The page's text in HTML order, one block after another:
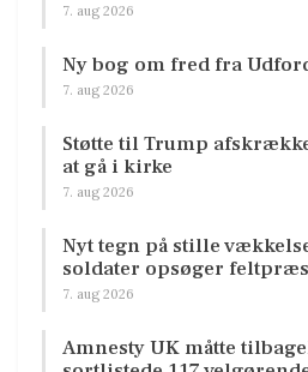
7. aug 2026
Ny bog om fred fra
7. aug 2026
Støtte til Trump
at gå i kirke
7. aug 2026
Nyt tegn på stille
soldater opsøger
7. aug 2026
Amnesty UK måtte